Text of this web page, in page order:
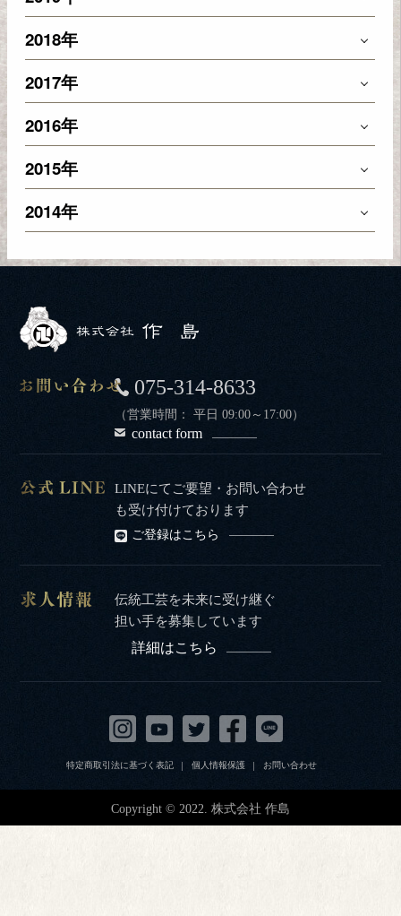
2018年
2017年
2016年
2015年
2014年
075-314-8633
（営業時間： 平日 09:00～17:00）
contact form
LINEにてご要望・お問い合わせ
も受け付けております
ご登録はこちら
伝統工芸を未来に受け継ぐ
担い手を募集しています
詳細はこちら
特定商取引法に基づく表記 個人情報保護 お問い合わせ
Copyright © 2022. 株式会社 作島